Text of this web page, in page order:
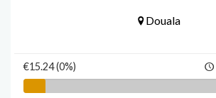
Douala
€15.24 (0%)